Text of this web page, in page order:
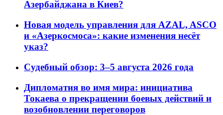
Азербайджана в Киев?
Новая модель управления для AZAL, ASCO
и «Азеркосмоса»: какие изменения несёт
указ?
Судебный обзор: 3–5 августа 2026 года
Дипломатия во имя мира: инициатива
Токаева о прекращении боевых действий и
возобновлении переговоров